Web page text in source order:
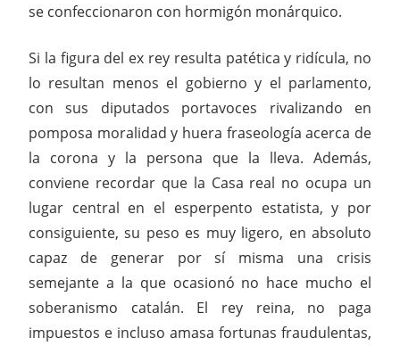
se confeccionaron con hormigón monárquico.
Si la figura del ex rey resulta patética y ridícula, no
lo resultan menos el gobierno y el parlamento,
con sus diputados portavoces rivalizando en
pomposa moralidad y huera fraseología acerca de
la corona y la persona que la lleva. Además,
conviene recordar que la Casa real no ocupa un
lugar central en el esperpento estatista, y por
consiguiente, su peso es muy ligero, en absoluto
capaz de generar por sí misma una crisis
semejante a la que ocasionó no hace mucho el
soberanismo catalán. El rey reina, no paga
impuestos e incluso amasa fortunas fraudulentas,